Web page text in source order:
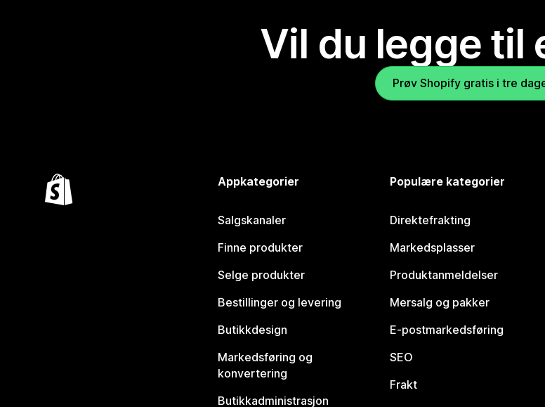
Vil du legge til
Prøv Shopify gratis i tre
Appkategorier
Salgskanaler
Finne produkter
Selge produkter
Bestillinger og levering
Butikkdesign
Markedsføring og
konvertering
Butikkadministrasjon
Populære kategorier
Direktefrakting
Markedsplasser
Produktanmeldelser
Mersalg og pakker
E-postmarkedsføring
SEO
Frakt